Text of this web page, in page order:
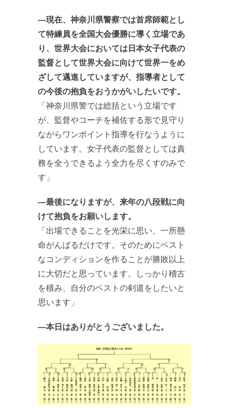
―現在、神奈川県警察では首席師範とし
て特練員を全国大会優勝に導く立場であ
り、世界大会においては日本女子代表の
監督として世界大会に向けて世界一をめ
ざして邁進していますが、指導者として
の今後の抱負をおうかがいしたいです。
「神奈川県警では総括という立場です
が、監督やコーチを補佐する形で見守り
ながらワンポイント指導を行なうように
しています。女子代表の監督としては責
務を全うできるよう全力を尽くすのみで
す」
―最後になりますが、来年の八段戦に向
けて抱負をお願いします。
「出場できることを光栄に思い、一所懸
命がんばるだけです。そのためにベスト
なコンディションを作ることが勝敗以上
に大切だと思っています。しっかり稽古
を積み、自分のベストの剣道をしたいと
思います」
―本日はありがとうございました。